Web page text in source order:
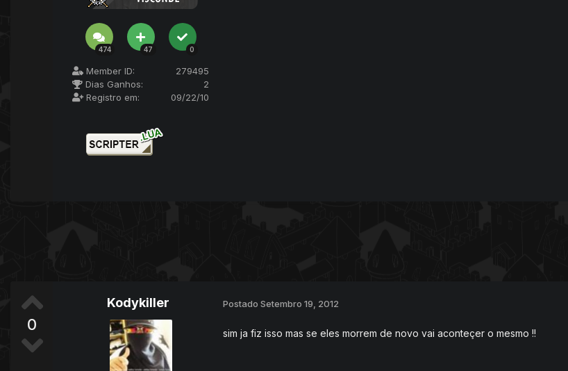
474 47 0
Member ID:
279495
Dias Ganhos:
2
Registro em:
09/22/10
0
Kodykiller Postado Setembro 19, 2012
sim ja fiz isso mas se eles morrem de novo vai aconteçer o mesmo !!